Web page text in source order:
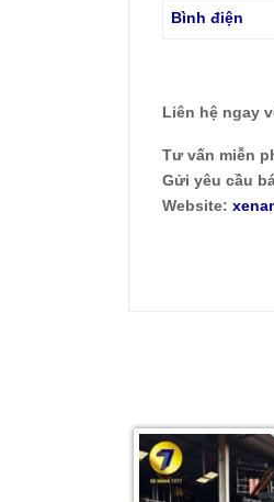
Bình điện
Liên hệ ngay
Tư vấn miễn
Gửi yêu cầu
Website: